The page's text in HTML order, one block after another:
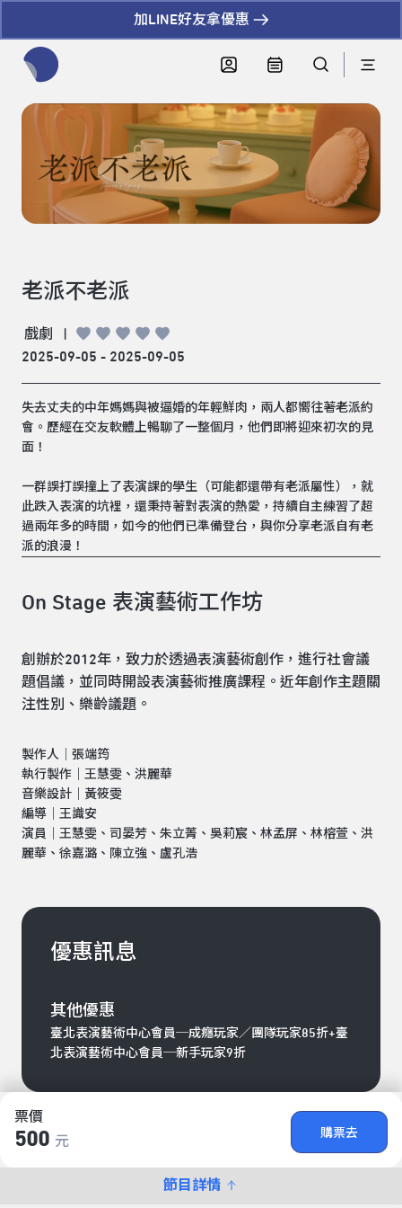
加LINE好友拿優惠
票價
500 元
購票去
節目詳情
老派不老派
戲劇
|
2025-09-05 - 2025-09-05
失去丈夫的中年媽媽與被逼婚的年輕鮮肉，兩人都嚮往著老派約
會。歷經在交友軟體上暢聊了一整個月，他們即將迎來初次的見
面！
一群誤打誤撞上了表演課的學生（可能都還帶有老派屬性），就
此跌入表演的坑裡，還秉持著對表演的熱愛，持續自主練習了超
過兩年多的時間，如今的他們已準備登台，與你分享老派自有老
派的浪漫！
On Stage 表演藝術工作坊
創辦於2012年，致力於透過表演藝術創作，進行社會議
題倡議，並同時開設表演藝術推廣課程。近年創作主題關
注性別、樂齡議題。
製作人｜張端筠
執行製作｜王慧雯、洪麗華
音樂設計｜黃筱雯
編導｜王識安
演員｜王慧雯、司晏芳、朱立菁、吳莉宸、林孟屏、林榕萱、洪
麗華、徐嘉潞、陳立強、盧孔浩
優惠訊息
其他優惠
臺北表演藝術中心會員─成癮玩家／團隊玩家85折+臺
北表演藝術中心會員─新手玩家9折